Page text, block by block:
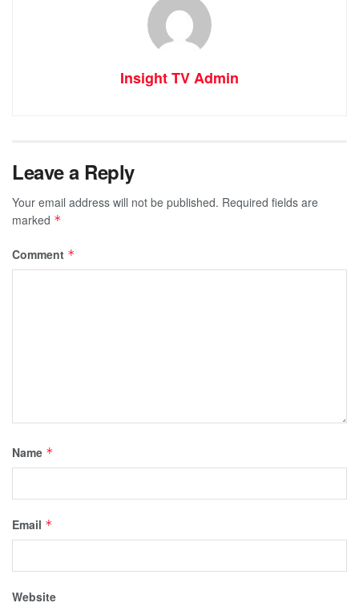
Insight TV Admin
Leave a Reply
Your email address will not be published. Required fields are
marked *
Comment *
Name *
Email *
Website